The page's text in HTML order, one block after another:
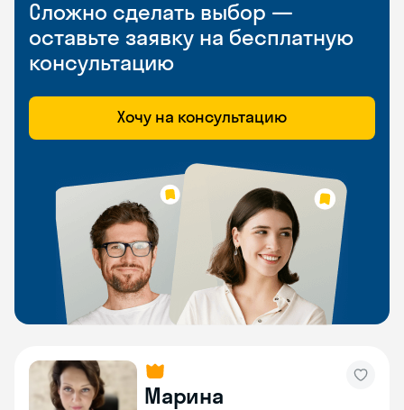
Сложно сделать выбор —
оставьте заявку на бесплатную
консультацию
Хочу на консультацию
Марина